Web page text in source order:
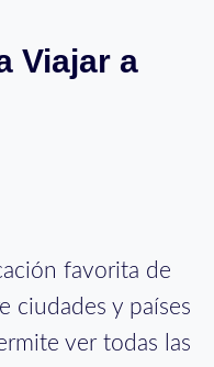
Viajar a
favorita de
ciudades y países
ver todas las